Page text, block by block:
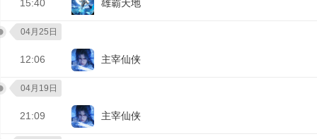
15:40 雄霸天地
04月25日
12:06 主宰仙侠
04月19日
21:09 主宰仙侠